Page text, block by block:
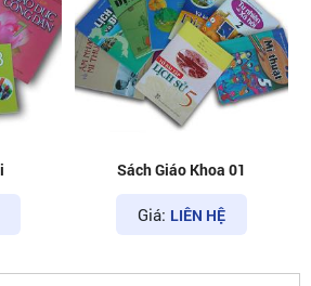
Sách Các Loại
Giá: LIÊN HỆ